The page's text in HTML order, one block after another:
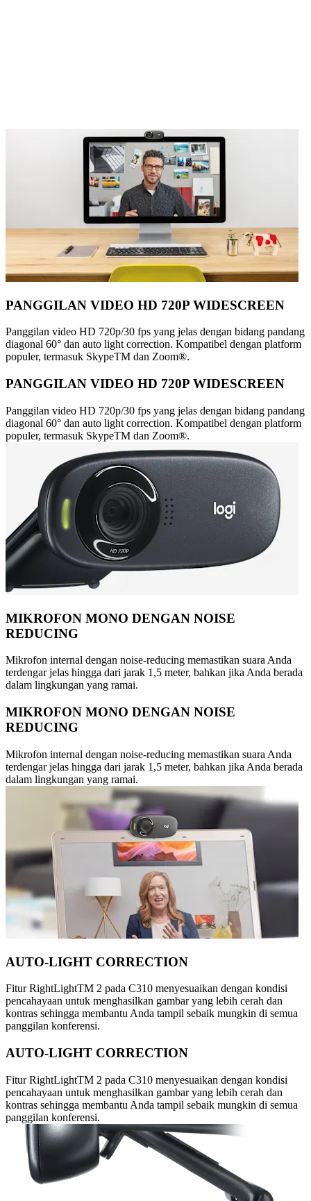
PANGGILAN VIDEO HD 720P WIDESCREEN
Panggilan video HD 720p/30 fps yang jelas dengan bidang pandang
diagonal 60° dan auto light correction. Kompatibel dengan platform
populer, termasuk SkypeTM dan Zoom®.
PANGGILAN VIDEO HD 720P WIDESCREEN
Panggilan video HD 720p/30 fps yang jelas dengan bidang pandang
diagonal 60° dan auto light correction. Kompatibel dengan platform
populer, termasuk SkypeTM dan Zoom®.
MIKROFON MONO DENGAN NOISE
REDUCING
Mikrofon internal dengan noise-reducing memastikan suara Anda
terdengar jelas hingga dari jarak 1,5 meter, bahkan jika Anda berada
dalam lingkungan yang ramai.
MIKROFON MONO DENGAN NOISE
REDUCING
Mikrofon internal dengan noise-reducing memastikan suara Anda
terdengar jelas hingga dari jarak 1,5 meter, bahkan jika Anda berada
dalam lingkungan yang ramai.
AUTO-LIGHT CORRECTION
Fitur RightLightTM 2 pada C310 menyesuaikan dengan kondisi
pencahayaan untuk menghasilkan gambar yang lebih cerah dan
kontras sehingga membantu Anda tampil sebaik mungkin di semua
panggilan konferensi.
AUTO-LIGHT CORRECTION
Fitur RightLightTM 2 pada C310 menyesuaikan dengan kondisi
pencahayaan untuk menghasilkan gambar yang lebih cerah dan
kontras sehingga membantu Anda tampil sebaik mungkin di semua
panggilan konferensi.